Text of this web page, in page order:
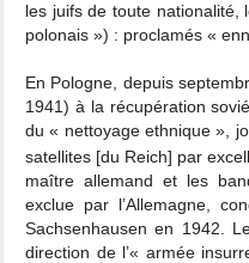
les juifs de toute nationalité,
polonais ») : proclamés «
En Pologne, depuis
1941) à la récupération
du « nettoyage ethnique »,
satellites [du Reich] par
maître allemand et les
exclue par l’Allemagne,
Sachsenhausen en 1942.
direction de l’« armée